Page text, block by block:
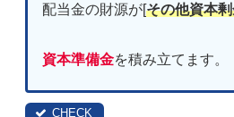
配当金の財源が[その他資本
資本準備金を積み立てます。